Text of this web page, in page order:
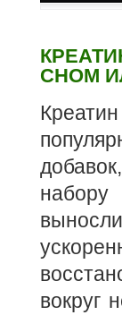
СНОМ
вокруг